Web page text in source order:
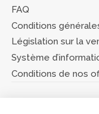
FAQ
Conditions
Législation sur la
Système
Conditions de nos